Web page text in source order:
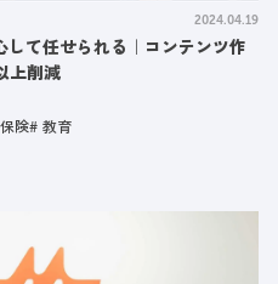
2024.04.19
して任せられる｜コンテンツ作
上削減
険 教育